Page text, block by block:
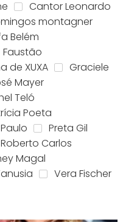
Cantor Leonardo
montagner
Belém
Faustão
de XUXA
Graciele
Mayer
Teló
Poeta
Preta Gil
Roberto Carlos
Magal
Vera Fischer